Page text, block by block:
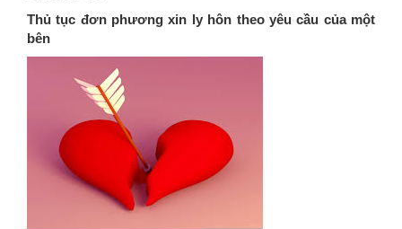
Thủ tục đơn phương xin ly hôn theo yêu cầu của một
bên